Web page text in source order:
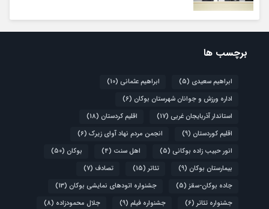
برچسب ها
ابراهیم سعیدی (5) ابراهیم عثمانی (10)
اداره ورزش و جوانان شهرستان بوکان (6)
استاندار آذربایجان غربی (17) اقلیم کردستان (18)
اقلیم کوردستان (9) انجمن مردم نهاد آوای زیرک (6)
انور حبیب زاده بوکانی (5) اهل سنت (4) بوکان (50)
بیمارستان بوکان (9) تئاتر (15) تصادف (7)
جاده بوکان-سقز (5) جشنواره اتودهای نمایشی بوکان (13)
جشنواره تئاتر (6) جشنواره فیلم (9) جلال محمودزاده (8)